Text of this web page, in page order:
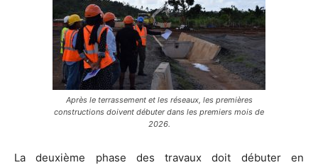
Après le terrassement et les réseaux, les premières
constructions doivent débuter dans les premiers mois de
2026.
La deuxième phase des travaux doit débuter en